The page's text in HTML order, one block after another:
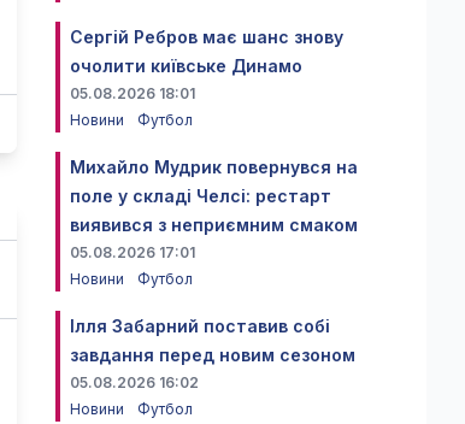
Сергій Ребров має шанс знову
очолити київське Динамо
05.08.2026 18:01
Новини
Футбол
Михайло Мудрик повернувся на
поле у складі Челсі: рестарт
виявився з неприємним смаком
05.08.2026 17:01
Новини
Футбол
Ілля Забарний поставив собі
завдання перед новим сезоном
05.08.2026 16:02
Новини
Футбол